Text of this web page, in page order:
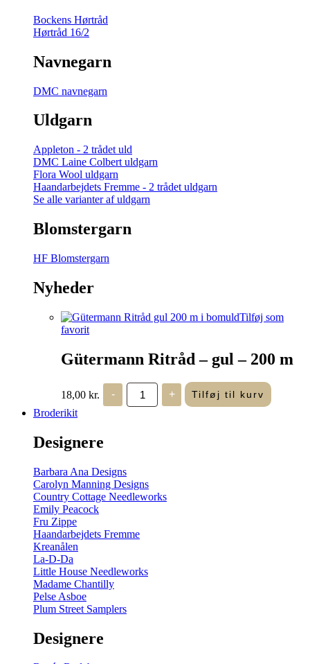
Bockens Hørtråd
Hørtråd 16/2
Navnegarn
DMC navnegarn
Uldgarn
Appleton - 2 trådet uld
DMC Laine Colbert uldgarn
Flora Wool uldgarn
Haandarbejdets Fremme - 2 trådet uldgarn
Se alle varianter af uldgarn
Blomstergarn
HF Blomstergarn
Nyheder
Tilføj som
favorit
Gütermann Ritråd – gul – 200 m
18,00 kr. -
Gütermann
Ritråd
-
+ Tilføj til kurv
Broderikit
Designere
Barbara Ana Designs
Carolyn Manning Designs
Country Cottage Needleworks
Emily Peacock
Fru Zippe
Haandarbejdets Fremme
Kreanålen
La-D-Da
Little House Needleworks
Madame Chantilly
Pelse Asboe
Plum Street Samplers
Designere